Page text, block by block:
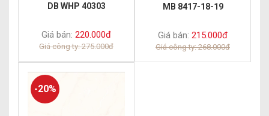
DB WHP 40303
Giá bán: 220.000đ
Giá công ty: 275.000đ
MB 8417-18-19
Giá bán: 215.000đ
Giá công ty: 268.000đ
-20%